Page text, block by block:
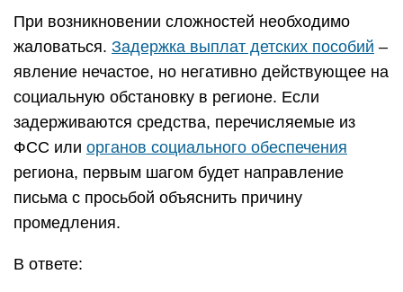
При возникновении сложностей необходимо
жаловаться. Задержка выплат детских пособий –
явление нечастое, но негативно действующее на
социальную обстановку в регионе. Если
задерживаются средства, перечисляемые из
ФСС или органов социального обеспечения
региона, первым шагом будет направление
письма с просьбой объяснить причину
промедления.
В ответе: